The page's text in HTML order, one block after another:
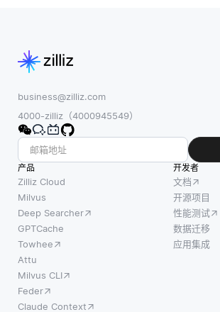
business@zilliz.com
4000-zilliz（4000945549）
产品
Zilliz Cloud
Milvus
Deep Searcher
GPTCache
Towhee
Attu
Milvus CLI
Feder
Claude Context
开发者
文档
开源项目
性能测试
数据迁移
应用集成